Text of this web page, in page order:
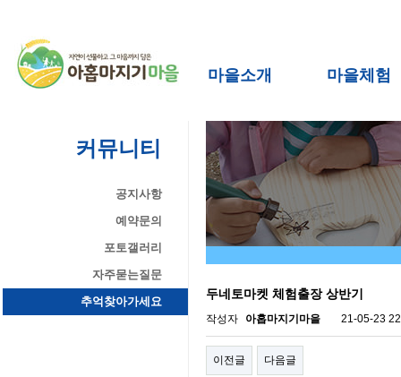
마을소개 마을체험
커뮤니티
공지사항
예약문의
포토갤러리
자주묻는질문
추억찾아가세요
두네토마켓 체험출장 상반기
작성자 아홉마지기마을 21-05-23
이전글 다음글